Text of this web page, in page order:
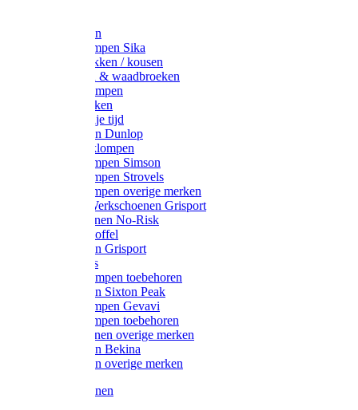
Werksokken
Schoenklompen Sika
Thermo sokken / kousen
Lieslaarzen & waadbroeken
Houten klompen
Wandelsokken
Laarzen vrije tijd
Werklaarzen Dunlop
Kunststof klompen
Schoenklompen Simson
Schoenklompen Strovels
Schoenklompen overige merken
Wandel-/ Werkschoenen Grisport
Werkschoenen No-Risk
Klomppantoffel
Werklaarzen Grisport
Accessoires
Houten klompen toebehoren
Werklaarzen Sixton Peak
Schoenklompen Gevavi
Schoenklompen toebehoren
Werkschoenen overige merken
Werklaarzen Bekina
Werklaarzen overige merken
Handschoenen